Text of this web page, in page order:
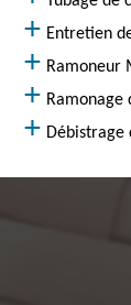
Entretien
Ramoneur
Ramonage
Débistrage